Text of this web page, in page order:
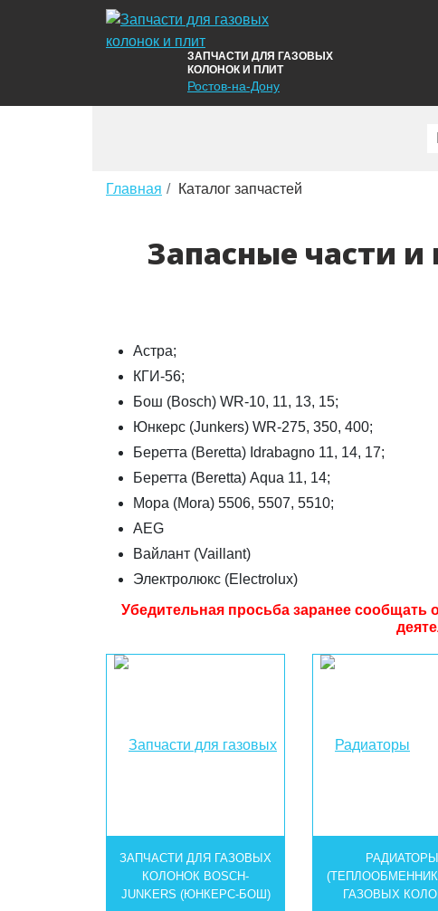
ЗАПЧАСТИ ДЛЯ ГАЗОВЫХ
КОЛОНОК И ПЛИТ
Ростов-на-Дону
Главная Каталог запчастей
Запасные части
Астра;
КГИ-56;
Бош (Bosch) WR-10, 11, 13, 15;
Юнкерс (Junkers) WR-275, 350, 400;
Беретта (Beretta) Idrabagno 11, 14, 17;
Беретта (Beretta) Aqua 11, 14;
Мора (Mora) 5506, 5507, 5510;
AEG
Вайлант (Vaillant)
Электролюкс (Electrolux)
Убедительная просьба заранее сообщать
ЗАПЧАСТИ ДЛЯ ГАЗОВЫХ
КОЛОНОК BOSCH-
JUNKERS (ЮНКЕРС-БОШ)
РАДИАТОРЫ
ГАЗОВЫХ